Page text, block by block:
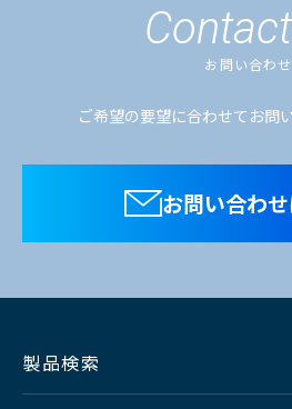
お問い合わせ
ご希望の要望に合わせてお問
お問い合わ
製品検索